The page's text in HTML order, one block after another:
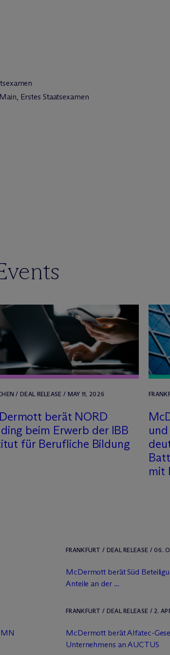
Erstes Staatsexamen
/ DEAL RELEASE / MAY 11, 2026
berät NORD
beim Erwerb der IBB
für Berufliche Bildung
Mc
mit
FRANKFURT / DEAL RELEASE / 06.
McDermott berät Süd
Anteile an der ...
FRANKFURT / DEAL RELEASE / 2.
McDermott berät Alfatec-
Unternehmens an AUCTUS